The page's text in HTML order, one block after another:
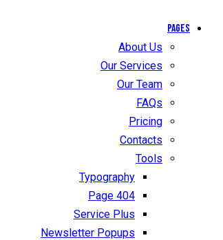
Pages
About Us
Our Services
Our Team
FAQs
Pricing
Contacts
Tools
Typography
404 Page
Service Plus
Newsletter Popups